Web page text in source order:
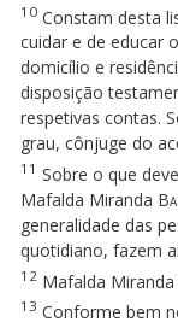
10 Constam desta
cuidar e de educar
domicílio e
disposição
respetivas contas.
grau, cônjuge do
11 Sobre o que
Mafalda Miranda
generalidade das
quotidiano, fazem
12 Mafalda Miranda
13 Conforme bem